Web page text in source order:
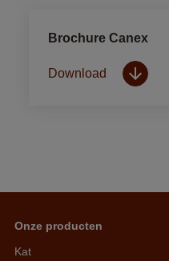
Brochure Canex
Download
Onze producten
Kat